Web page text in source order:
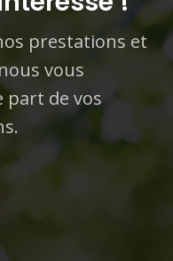
prestations et
vous
part de vos